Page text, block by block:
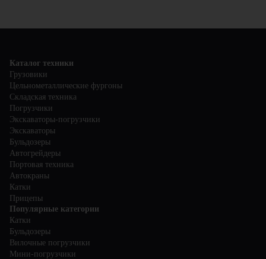
Каталог техники
Грузовики
Цельнометаллические фургоны
Складская техника
Погрузчики
Экскаваторы-погрузчики
Экскаваторы
Бульдозеры
Автогрейдеры
Портовая техника
Автокраны
Катки
Прицепы
Популярные категории
Катки
Бульдозеры
Вилочные погрузчики
Мини-погрузчики